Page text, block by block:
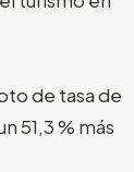
de tasa de
51,3 % más